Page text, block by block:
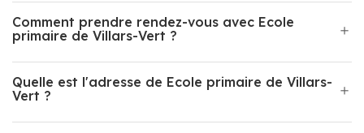
Comment prendre rendez-vous avec Ecole
primaire de Villars-Vert ?
Quelle est l'adresse de Ecole primaire de Villars-
Vert ?